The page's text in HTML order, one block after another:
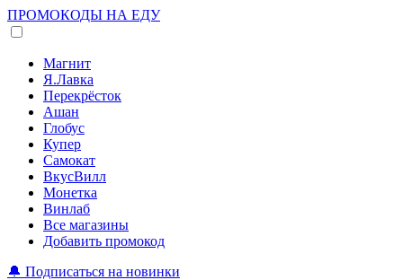
ПРОМОКОДЫ НА ЕДУ
Магнит
Я.Лавка
Перекрёсток
Ашан
Глобус
Купер
Самокат
ВкусВилл
Монетка
Винлаб
Все магазины
Добавить промокод
🔔 Подписаться на новинки